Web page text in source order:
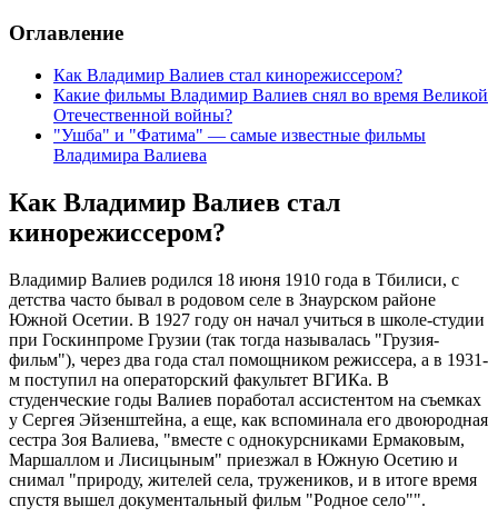
Оглавление
Как Владимир Валиев стал кинорежиссером?
Какие фильмы Владимир Валиев снял во время Великой
Отечественной войны?
"Ушба" и "Фатима" — самые известные фильмы
Владимира Валиева
Как Владимир Валиев стал
кинорежиссером?
Владимир Валиев родился 18 июня 1910 года в Тбилиси, с
детства часто бывал в родовом селе в Знаурском районе
Южной Осетии. В 1927 году он начал учиться в школе-студии
при Госкинпроме Грузии (так тогда называлась "Грузия-
фильм"), через два года стал помощником режиссера, а в 1931-
м поступил на операторский факультет ВГИКа. В
студенческие годы Валиев поработал ассистентом на съемках
у Сергея Эйзенштейна, а еще, как вспоминала его двоюродная
сестра Зоя Валиева, "вместе с однокурсниками Ермаковым,
Маршаллом и Лисицыным" приезжал в Южную Осетию и
снимал "природу, жителей села, тружеников, и в итоге время
спустя вышел документальный фильм "Родное село"".